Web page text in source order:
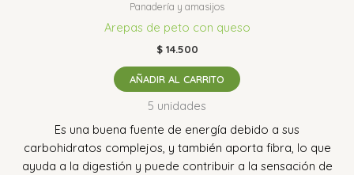
Panadería y amasijos
Arepas de peto con queso
$14.500
AÑADIR AL CARRITO
5 unidades
Es una buena fuente de energía debido a sus
carbohidratos complejos, y también aporta fibra, lo que
ayuda a la digestión y puede contribuir a la sensación de